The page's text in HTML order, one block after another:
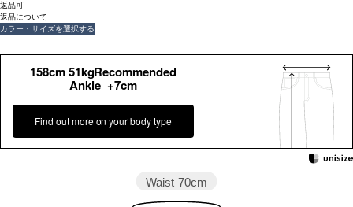
返品可
返品について
カラー・サイズを選択する
158cm 51kgRecommended
Ankle +7cm
Find out more on your body type
Waist 70cm